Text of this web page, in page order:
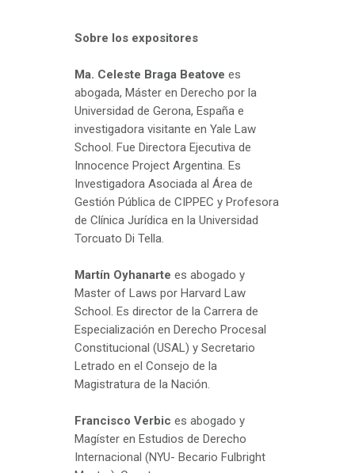
Sobre los expositores
Ma. Celeste Braga Beatove es
abogada, Máster en Derecho por la
Universidad de Gerona, España e
investigadora visitante en Yale Law
School. Fue Directora Ejecutiva de
Innocence Project Argentina. Es
Investigadora Asociada al Área de
Gestión Pública de CIPPEC y Profesora
de Clínica Jurídica en la Universidad
Torcuato Di Tella.
Martín Oyhanarte es abogado y
Master of Laws por Harvard Law
School. Es director de la Carrera de
Especialización en Derecho Procesal
Constitucional (USAL) y Secretario
Letrado en el Consejo de la
Magistratura de la Nación.
Francisco Verbic es abogado y
Magíster en Estudios de Derecho
Internacional (NYU- Becario Fulbright